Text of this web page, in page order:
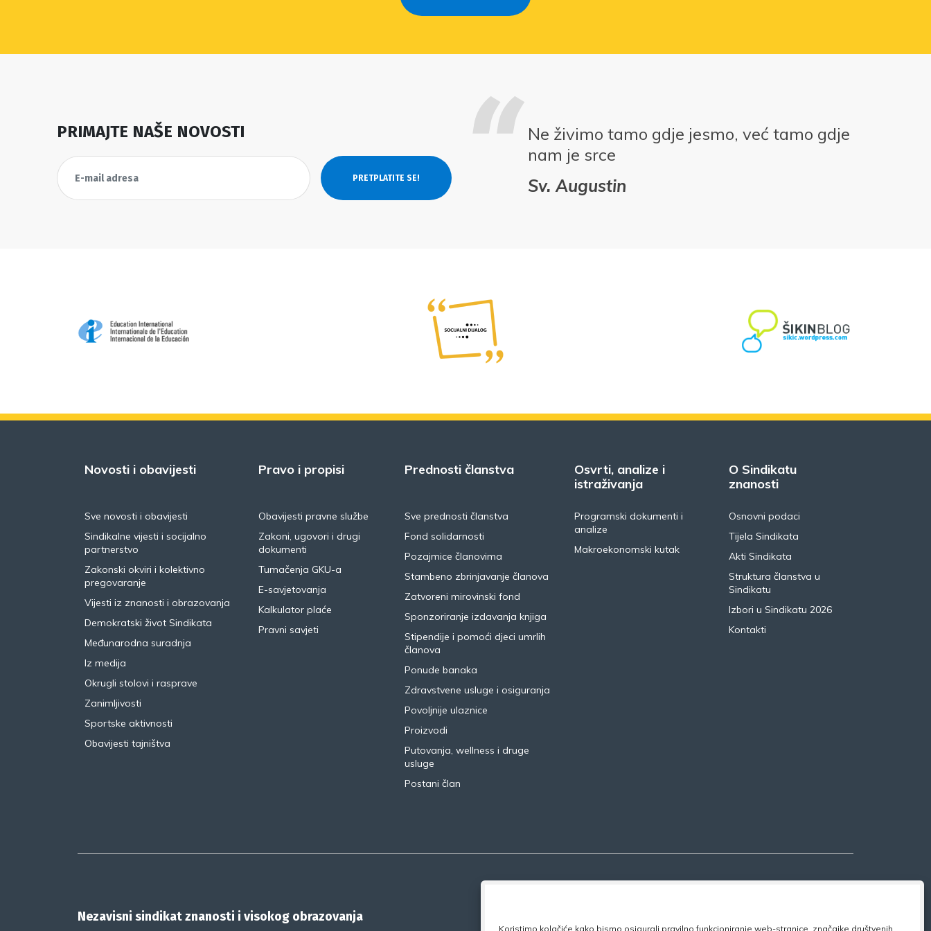
Koristimo kolačiće kako bismo osigurali pravilno funkcioniranje web-stranice, značajke društvenih
PRIMAJTE NAŠE NOVOSTI
Ne živimo tamo gdje jesmo, već tamo gdje
nam je srce
Sv. Augustin
Novosti i obavijesti
Sve novosti i obavijesti
Sindikalne vijesti i socijalno
partnerstvo
Zakonski okviri i kolektivno
pregovaranje
Vijesti iz znanosti i obrazovanja
Demokratski život Sindikata
Međunarodna suradnja
Iz medija
Okrugli stolovi i rasprave
Zanimljivosti
Sportske aktivnosti
Obavijesti tajništva
Pravo i propisi
Obavijesti pravne službe
Zakoni, ugovori i drugi
dokumenti
Tumačenja GKU-a
E-savjetovanja
Kalkulator plaće
Pravni savjeti
Prednosti članstva
Sve prednosti članstva
Fond solidarnosti
Pozajmice članovima
Stambeno zbrinjavanje članova
Zatvoreni mirovinski fond
Sponzoriranje izdavanja knjiga
Stipendije i pomoći djeci umrlih
članova
Ponude banaka
Zdravstvene usluge i osiguranja
Povoljnije ulaznice
Proizvodi
Putovanja, wellness i druge
usluge
Postani član
Osvrti, analize i
istraživanja
Programski dokumenti i
analize
Makroekonomski kutak
O Sindikatu
znanosti
Osnovni podaci
Tijela Sindikata
Akti Sindikata
Struktura članstva u
Sindikatu
Izbori u Sindikatu 2026
Kontakti
Nezavisni sindikat znanosti i visokog obrazovanja